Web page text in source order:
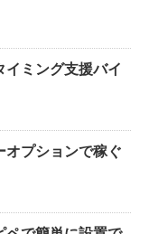
イミング支援バイ
オプションで稼ぐ